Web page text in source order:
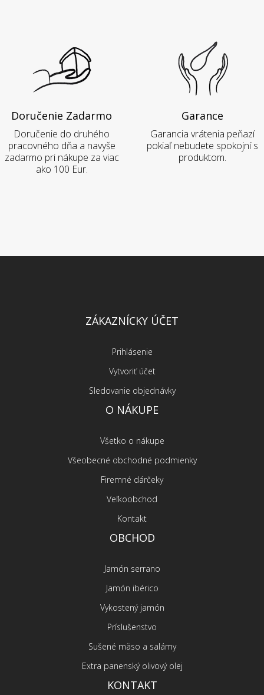
Doručenie Zadarmo
Doručenie do druhého
pracovného dňa a navyše
zadarmo pri nákupe za viac
ako 100 Eur.
Garance
Garancia vrátenia peňazí
pokiaľ nebudete spokojní s
produktom.
ZÁKAZNÍCKY ÚČET
Prihlásenie
Vytvoriť účet
Sledovanie objednávky
O NÁKUPE
Všetko o nákupe
Všeobecné obchodné podmienky
Firemné dárčeky
Veľkoobchod
Kontakt
OBCHOD
Jamón serrano
Jamón ibérico
Vykostený jamón
Príslušenstvo
Sušené mäso a salámy
Extra panenský olivový olej
KONTAKT